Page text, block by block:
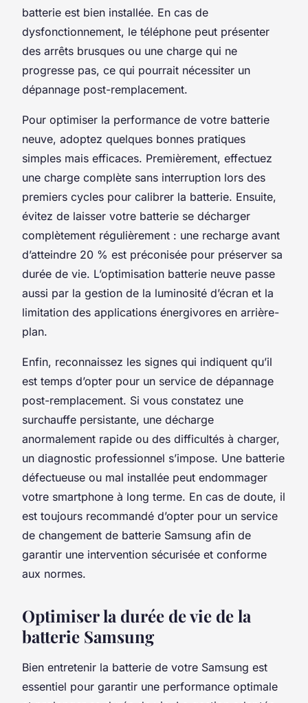
batterie est bien installée. En cas de
dysfonctionnement, le téléphone peut présenter
des arrêts brusques ou une charge qui ne
progresse pas, ce qui pourrait nécessiter un
dépannage post-remplacement.
Pour optimiser la performance de votre batterie
neuve, adoptez quelques bonnes pratiques
simples mais efficaces. Premièrement, effectuez
une charge complète sans interruption lors des
premiers cycles pour calibrer la batterie. Ensuite,
évitez de laisser votre batterie se décharger
complètement régulièrement : une recharge avant
d’atteindre 20 % est préconisée pour préserver sa
durée de vie. L’optimisation batterie neuve passe
aussi par la gestion de la luminosité d’écran et la
limitation des applications énergivores en arrière-
plan.
Enfin, reconnaissez les signes qui indiquent qu’il
est temps d’opter pour un service de dépannage
post-remplacement. Si vous constatez une
surchauffe persistante, une décharge
anormalement rapide ou des difficultés à charger,
un diagnostic professionnel s’impose. Une batterie
défectueuse ou mal installée peut endommager
votre smartphone à long terme. En cas de doute, il
est toujours recommandé d’opter pour un service
de changement de batterie Samsung afin de
garantir une intervention sécurisée et conforme
aux normes.
Optimiser la durée de vie de la
batterie Samsung
Bien entretenir la batterie de votre Samsung est
essentiel pour garantir une performance optimale